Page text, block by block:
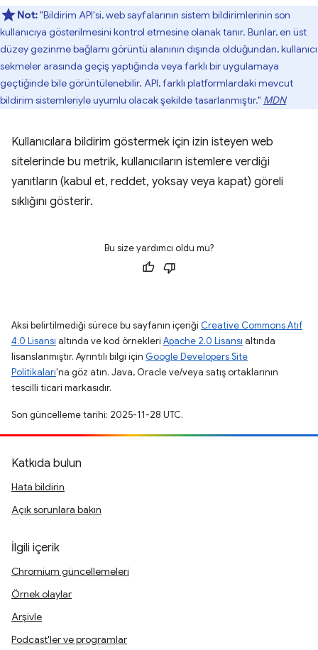
Not:"Bildirim API'si, web sayfalarının sistem bildirimlerinin son
kullanıcıya gösterilmesini kontrol etmesine olanak tanır. Bunlar, en üst
düzey gezinme bağlamı görüntü alanının dışında olduğundan, kullanıcı
sekmeler arasında geçiş yaptığında veya farklı bir uygulamaya
geçtiğinde bile görüntülenebilir. API, farklı platformlardaki mevcut
bildirim sistemleriyle uyumlu olacak şekilde tasarlanmıştır." MDN
Kullanıcılara bildirim göstermek için izin isteyen web
sitelerinde bu metrik, kullanıcıların istemlere verdiği
yanıtların (kabul et, reddet, yoksay veya kapat) göreli
sıklığını gösterir.
Bu size yardımcı oldu mu?
Aksi belirtilmediği sürece bu sayfanın içeriği Creative Commons Atıf
4.0 Lisansı altında ve kod örnekleri Apache 2.0 Lisansı altında
lisanslanmıştır. Ayrıntılı bilgi için Google Developers Site
Politikaları'na göz atın. Java, Oracle ve/veya satış ortaklarının
tescilli ticari markasıdır.
Son güncelleme tarihi: 2025-11-28 UTC.
Katkıda bulun
Hata bildirin
Açık sorunlara bakın
İlgili içerik
Chromium güncellemeleri
Örnek olaylar
Arşivle
Podcast'ler ve programlar